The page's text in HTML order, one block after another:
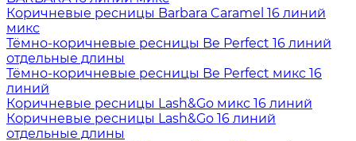
Коричневые ресницы Barbara Caramel 16 линий
микс
Тёмно-коричневые ресницы Be Perfect 16 линий
отдельные длины
Тёмно-коричневые ресницы Be Perfect микс 16
линий
Коричневые ресницы Lash&Go микс 16 линий
Коричневые ресницы Lash&Go 16 линий
отдельные длины